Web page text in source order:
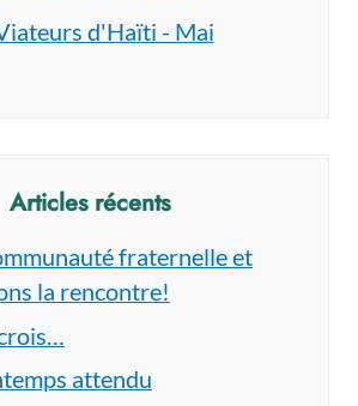
d'Haïti - Mai
Articles récents
fraternelle et
la rencontre!
attendu